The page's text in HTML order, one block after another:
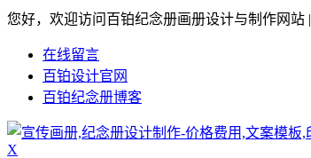
您好，欢迎访问百铂纪念册画册设计与制作网站 |
在线留言
百铂设计官网
百铂纪念册博客
X